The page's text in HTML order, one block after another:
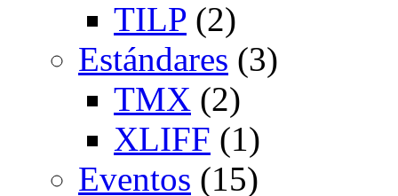
TILP (2)
Estándares (3)
TMX (2)
XLIFF (1)
Eventos (15)